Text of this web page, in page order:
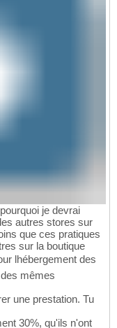
je devrai
autres stores sur
que ces pratiques
sur la boutique
lhébergement des
mêmes
une prestation. Tu
30%, qu'ils n'ont